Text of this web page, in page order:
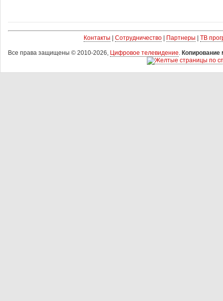
Контакты Сотрудничество| Партнеры ТВ
Все права защищены © 2010-2026, Цифровое телевидение. Копирование